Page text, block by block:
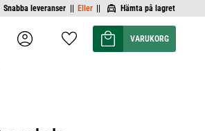
Snabba leveranser || Eller || Hämta på lagret
Favoriter
Kundvagn